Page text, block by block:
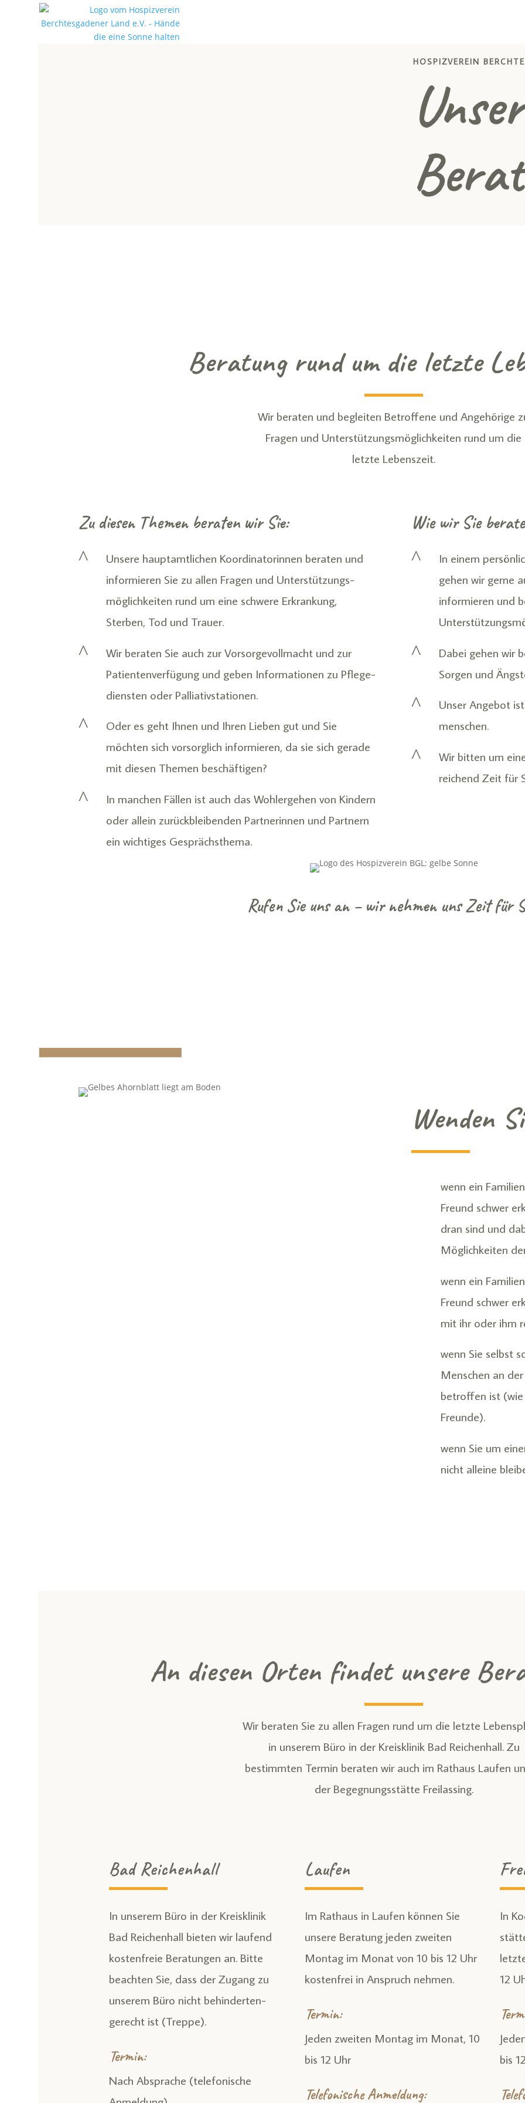
HOSPIZVEREIN
Beratung rund um die letzte
Wir beraten und begleiten Betroffene und Angehörige
Fragen und Unter­stützungs­möglich­keiten rund um die
letzte Lebens­zeit.
Zu diesen Themen beraten wir Sie:
^
Unsere hauptamtlichen Koordinatorinnen beraten und
informieren Sie zu allen Fragen und Unterstützungs­
möglichkeiten rund um eine schwere Erkrankung,
Sterben, Tod und Trauer.
^
Wir beraten Sie auch zur Vorsorge­vollmacht und zur
Patienten­verfügung und geben Infor­mationen zu Pflege­
diensten oder Palliativ­stationen.
^
Oder es geht Ihnen und Ihren Lieben gut und Sie
möchten sich vorsorglich informieren, da sie sich gerade
mit diesen Themen beschäftigen?
^
In manchen Fällen ist auch das Wohlergehen von Kindern
oder allein zurückbleibenden Partnerinnen und Partnern
ein wichtiges Gesprächsthema.
Wie wir Sie
^
In einem
gehen wir gerne
informieren und
^
Dabei gehen wir
Sorgen und
^
Unser Angebot
menschen.
^
Wir bitten um
reichend Zeit für
Rufen Sie uns an – wir nehmen uns Zeit für
Wenden
wenn ein
Freund schwer
dran sind und
Möglichkeiten
wenn ein
Freund schwer
mit ihr oder ihm
wenn Sie selbst
Menschen an
betroffen ist (wie
Freunde).
wenn Sie um
nicht alleine
An diesen Orten findet unsere
Wir beraten Sie zu allen Fragen rund um die letzte
in unserem Büro in der Kreis­klinik Bad Reichen­hall. Zu
bestimmten Termin beraten wir auch im Rathaus Laufen
der Begegnungs­stätte Freilassing.
Bad Reichenhall
In unserem Büro in der Kreis­klinik
Bad Reichen­hall bieten wir laufend
kostenfreie Beratungen an. Bitte
beachten Sie, dass der Zugang zu
unserem Büro nicht behinderten­
gerecht ist (Treppe).
Termin:
Nach Absprache (telefonische
Laufen
Im Rathaus in Laufen können Sie
unsere Beratung jeden zweiten
Montag im Monat von 10 bis 12 Uhr
kosten­frei in Anspruch nehmen.
Termin:
Jeden zweiten Montag im Monat, 10
bis 12 Uhr
Telefonische Anmeldung:
In
12
bis